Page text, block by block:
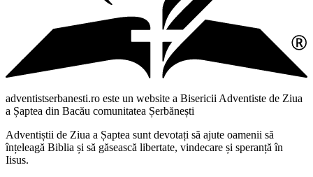
adventistserbanesti.ro este un website a Bisericii Adventiste de Ziua
a Șaptea din Bacău comunitatea Șerbănești
Adventiștii de Ziua a Șaptea sunt devotați să ajute oamenii să
înțeleagă Biblia și să găsească libertate, vindecare și speranță în
Iisus.